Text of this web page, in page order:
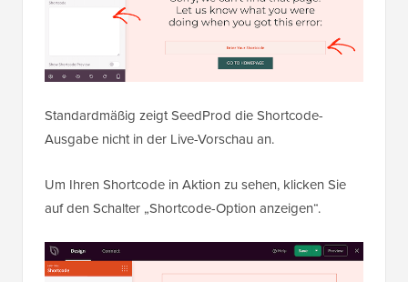
Standardmäßig zeigt SeedProd die Shortcode-
Ausgabe nicht in der Live-Vorschau an.
Um Ihren Shortcode in Aktion zu sehen, klicken Sie
auf den Schalter „Shortcode-Option anzeigen“.